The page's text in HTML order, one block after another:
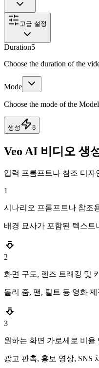
고급 설정
Duration5
Choose the duration of the
Mode
Choose the mode of the
생성 8
Veo AI 비디오 생
입력 프롬프트나 참조 디
1
시나리오 프롬프트나 참조
배경 묘사가 포함된 텍스
2
화면 구도, 렌즈 트래킹 및
돌리 줌, 팬, 틸트 등 영화
3
원하는 화면 가로세로 비
광고 판촉, 홍보 영상, SNS